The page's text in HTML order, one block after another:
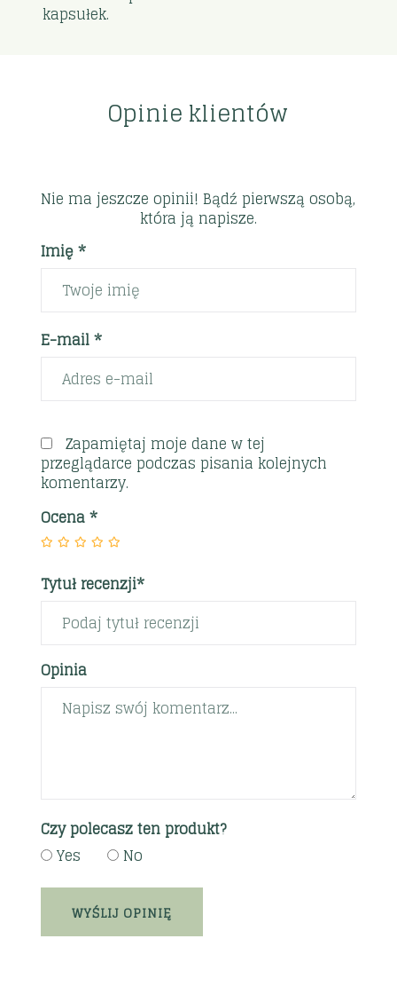
kapsułek.
Opinie klientów
Nie ma jeszcze opinii! Bądź pierwszą osobą,
która ją napisze.
Imię *
E-mail *
Zapamiętaj moje dane w tej
przeglądarce podczas pisania kolejnych
komentarzy.
Ocena*
Tytuł recenzji*
Opinia
Czy polecasz ten produkt?
Yes
No